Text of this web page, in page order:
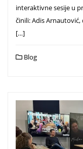
interaktivne sesije u
činili: Adis
[…]
Blog